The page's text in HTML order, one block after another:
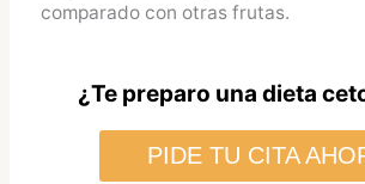
comparado con otras frutas.
¿Te preparo una dieta
PIDE TU CITA